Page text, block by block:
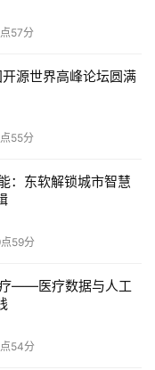
，不同生态位角色
异。
后，“Token工厂”这
叠加更多变量：面临
战。
深圳召开的智算产
届时，六位来自产业
人有限公司副总
峰执行总经理张超、
、上海宝信数据中心
公司上海分公司总
副总裁林建，将
57分
源世界高峰论坛圆满
55分
：东软解锁城市智慧
59分
疗——医疗数据与人工
54分